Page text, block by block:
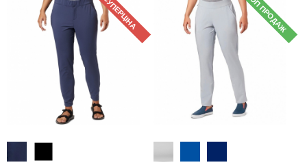
СУПЕРЦІНА ТОП ПРОДАЖ